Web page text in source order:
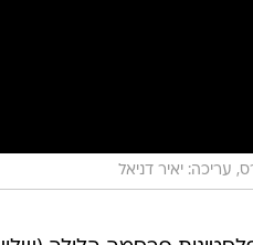
עריכה: יאיר דניאל